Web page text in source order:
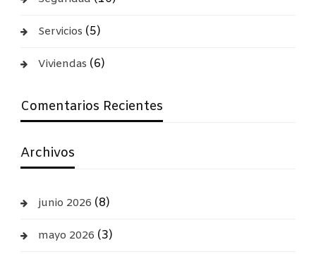
Servicios (5)
Viviendas (6)
Comentarios Recientes
Archivos
junio 2026 (8)
mayo 2026 (3)